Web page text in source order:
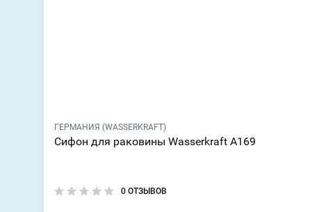
ГЕРМАНИЯ (WASSERKRAFT)
Сифон для раковины Wasserkraft A169
0 ОТЗЫВОВ